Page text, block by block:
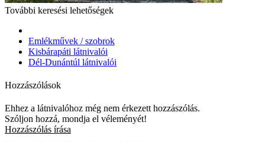
További keresési lehetőségek
Emlékművek / szobrok
Kisbárapáti látnivalói
Dél-Dunántúl látnivalói
Hozzászólások
Ehhez a látnivalóhoz még nem érkezett hozzászólás.
Szóljon hozzá, mondja el véleményét!
Hozzászólás írása